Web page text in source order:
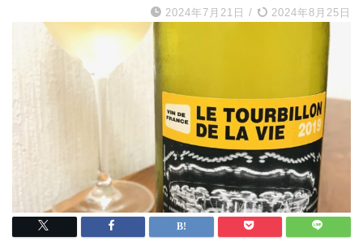
2024年7月21日 / 2024年8月25日